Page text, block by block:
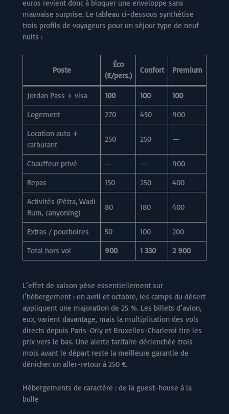
euros revient donc à bloquer une enveloppe sans
mauvaise surprise. Le tableau ci-dessous synthétise
trois profils de voyageurs pour un séjour type de neuf
nuits :
Poste
Éco
(€/pers.)
Confort Premium
Jordan Pass + visa 100 100
100
Logement
270 450
900
Location auto +
carburant
250 250 —
Chauffeur privé — —
900
Repas
150 250
400
Activités (Pétra, Wadi
Rum, canyoning)
80 180 400
Extras / pourboires 50 100
200
Total hors vol
900 1 330 2 900
L’effet de saison pèse essentiellement sur
l’hébergement : en avril et octobre, les camps du désert
appliquent une majoration de 25 %. Les billets d’avion,
eux, varient davantage, mais la multiplication des vols
directs depuis Paris-Orly et Bruxelles-Charleroi tire les
prix vers le bas. Une alerte tarifaire déclenchée trois
mois avant le départ reste la meilleure garantie de
dénicher un aller-retour à 250 €.
Hébergements de caractère : de la guest-house à la
bulle